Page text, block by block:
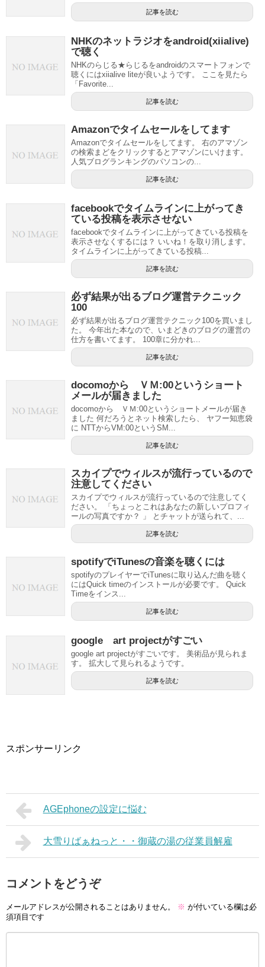
記事を読む
NHKのネットラジオをandroid(xiialive)
で聴く
NHKのらじる★らじるをandroidのスマートフォンで
聴くにはxiialive liteが良いようです。 ここを見たら
「Favorite...
記事を読む
Amazonでタイムセールをしてます
Amazonでタイムセールをしてます。 右のアマゾン
の検索まどをクリックするとアマゾンにいけます。
人気ブログランキングのパソコンの...
記事を読む
facebookでタイムラインに上がってき
ている投稿を表示させない
facebookでタイムラインに上がってきている投稿を
表示させなくするには？ いいね！を取り消します。
タイムラインに上がってきている投稿...
記事を読む
必ず結果が出るブログ運営テクニック
100
必ず結果が出るブログ運営テクニック100を買いまし
た。 今年出た本なので、いまどきのブログの運営の
仕方を書いてます。 100章に分かれ...
記事を読む
docomoから ＶＭ:00というショート
メールが届きました
docomoから ＶＭ:00というショートメールが届き
ました 何だろうとネット検索したら、 ヤフー知恵袋
に NTTからVM:00というSM...
記事を読む
スカイプでウィルスが流行っているので
注意してください
スカイプでウィルスが流行っているので注意してく
ださい。 「ちょっとこれはあなたの新しいプロフィ
ールの写真ですか？ 」 とチャットが送られて、...
記事を読む
spotifyでiTunesの音楽を聴くには
spotifyのプレイヤーでiTunesに取り込んだ曲を聴く
にはQuick timeのインストールが必要です。 Quick
Timeをインス...
記事を読む
google art projectがすごい
google art projectがすごいです。 美術品が見られま
す。 拡大して見られるようです。
記事を読む
スポンサーリンク
AGEphoneの設定に悩む
大雪りばぁねっと・・御蔵の湯の従業員解雇
コメントをどうぞ
メールアドレスが公開されることはありません。 ※ が付いている欄は必
須項目です